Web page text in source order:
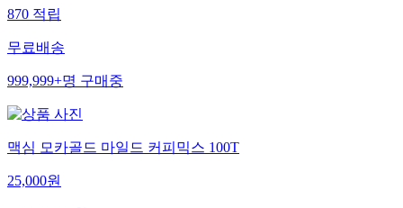
870적립
무료배송
999,999+명구매중
맥심 모카골드 마일드 커피믹스 100T
25,000원